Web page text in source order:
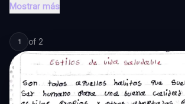
Mostrar más
1 of 2